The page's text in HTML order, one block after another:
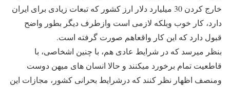
خارج کردن 30 میلیارد دلار ارز کشور که تبعات زیادی برای ایران
دارد، کار خوب وبلکه لازمی است وازطرف دیگر بطور واضح
قبول دارد که این کار واقعاهم صورت گرفته است.
بنظر میرسد که در شرایط عادی هم، با چنین اشخاصی، با
قاطعیت تمام برخورد میکنند و حالا انسان های میهن دوست
ومنصف اظهار نظر کنند که درشرایط بحرانی کشور، مجازات این